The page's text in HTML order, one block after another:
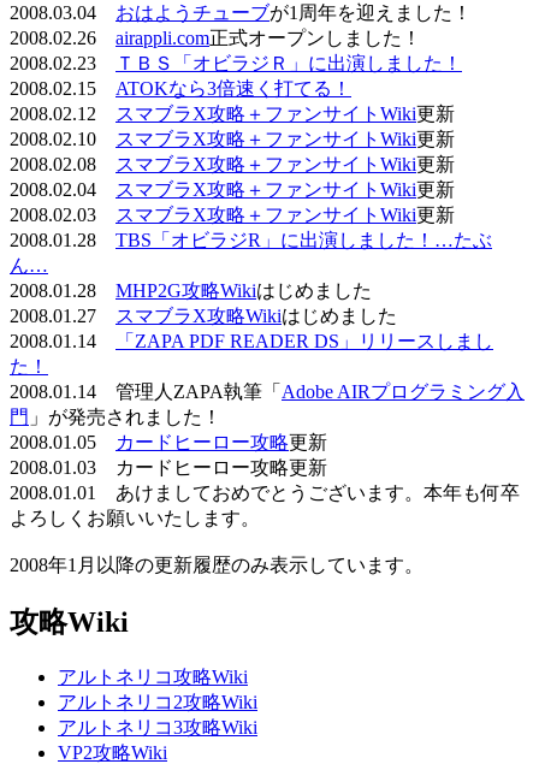
2008.03.04 おはようチューブが1周年を迎えました！
2008.02.26 airappli.com正式オープンしました！
2008.02.23
ＴＢＳ「オビラジＲ」に出演しました！
2008.02.15 ATOKなら3倍速く打てる！
2008.02.12
スマブラX攻略＋ファンサイトWiki更新
2008.02.10
スマブラX攻略＋ファンサイトWiki更新
2008.02.08
スマブラX攻略＋ファンサイトWiki更新
2008.02.04
スマブラX攻略＋ファンサイトWiki更新
2008.02.03
スマブラX攻略＋ファンサイトWiki更新
2008.01.28 TBS「オビラジR」に出演しました！…たぶ
ん…
2008.01.28 MHP2G攻略Wikiはじめました
2008.01.27
スマブラX攻略Wikiはじめました
2008.01.14
「ZAPA PDF READER DS」リリースしまし
た！
2008.01.14 管理人ZAPA執筆「 Adobe AIRプログラミング入
門 」が発売されました！
2008.01.05
カードヒーロー攻略更新
2008.01.03 カードヒーロー攻略更新
2008.01.01 あけましておめでとうございます。本年も何卒
よろしくお願いいたします。
2008年1月以降の更新履歴のみ表示しています。
攻略Wiki
アルトネリコ攻略Wiki
アルトネリコ2攻略Wiki
アルトネリコ3攻略Wiki
VP2攻略Wiki